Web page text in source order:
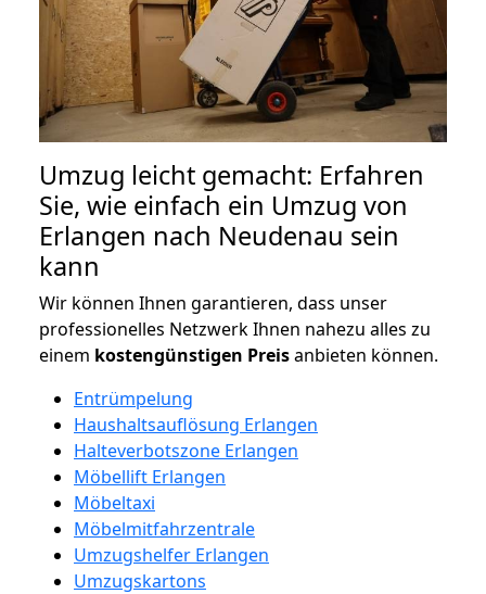
Umzug leicht gemacht: Erfahren
Sie, wie einfach ein Umzug von
Erlangen nach Neudenau sein
kann
Wir können Ihnen garantieren, dass unser
professionelles Netzwerk Ihnen nahezu alles zu
einem kostengünstigen Preisanbieten können.
Entrümpelung
Haushaltsauflösung Erlangen
Halteverbotszone Erlangen
Möbellift Erlangen
Möbeltaxi
Möbelmitfahrzentrale
Umzugshelfer Erlangen
Umzugskartons